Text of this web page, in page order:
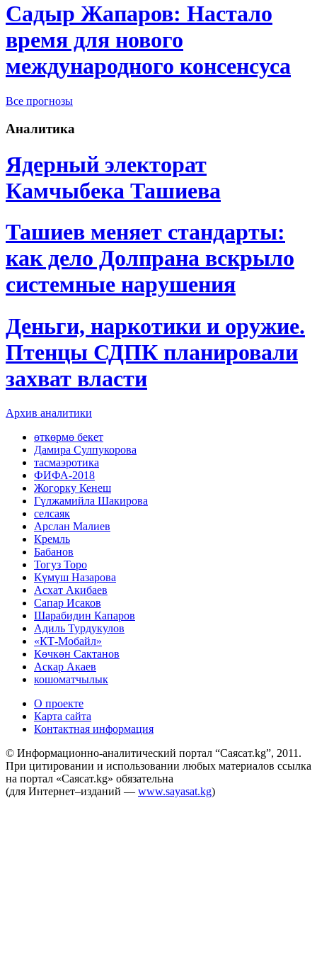
Садыр Жапаров: Настало
время для нового
международного консенсуса
Все прогнозы
Аналитика
Ядерный электорат
Камчыбека Ташиева
Ташиев меняет стандарты:
как дело Долпрана вскрыло
системные нарушения
Деньги, наркотики и оружие.
Птенцы СДПК планировали
захват власти
Архив аналитики
өткөрмө бекет
Дамира Сулпукорова
тасмаэротика
ФИФА-2018
Жогорку Кенеш
Гүлжамийла Шакирова
селсаяк
Арслан Малиев
Кремль
Бабанов
Тогуз Торо
Күмүш Назарова
Асхат Акибаев
Сапар Исаков
Шарабидин Капаров
Адиль Турдукулов
«КТ-Мобайл»
Көчкөн Сактанов
Аскар Акаев
кошоматчылык
О проекте
Карта сайта
Контактная информация
© Информационно-аналитический портал “Саясат.kg”, 2011.
При цитировании и использовании любых материалов ссылка
на портал «Саясат.kg» обязательна
(для Интернет–изданий — www.sayasat.kg)